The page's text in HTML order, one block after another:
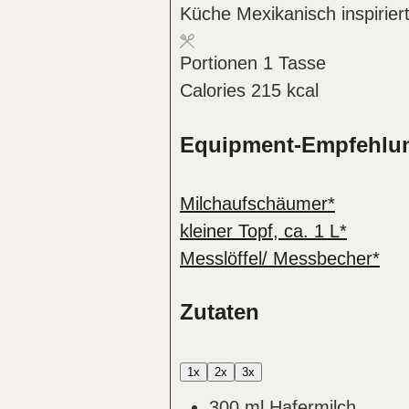
Küche Mexikanisch inspiriert
Portionen 1 Tasse
Calories 215 kcal
Equipment-
Milchaufschäumer*
kleiner Topf, ca. 1 L*
Messlöffel/ Messbecher*
Zutaten
1x 2x 3x